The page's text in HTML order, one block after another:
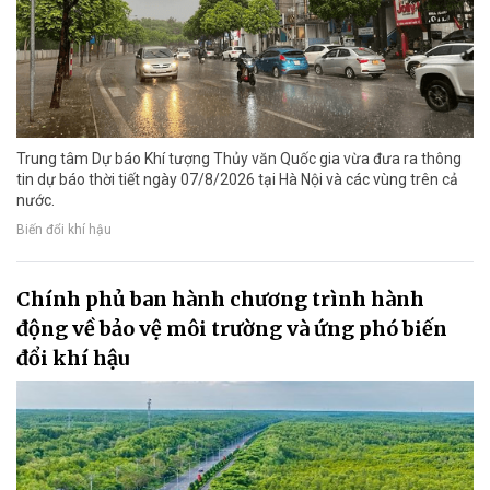
Trung tâm Dự báo Khí tượng Thủy văn Quốc gia vừa đưa ra thông
tin dự báo thời tiết ngày 07/8/2026 tại Hà Nội và các vùng trên cả
nước.
Biến đổi khí hậu
Chính phủ ban hành chương trình hành
động về bảo vệ môi trường và ứng phó biến
đổi khí hậu